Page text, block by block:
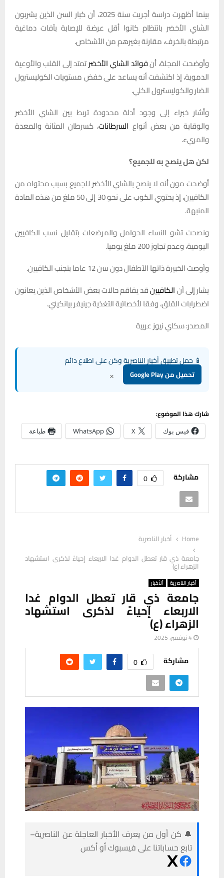
بينما أظهرت دراسة أجريت سنة 2025، أن كبار السن الذين يشربون
الشاي الأخضر بانتظام كانوا أقل عرضة للإصابة بآفات دماغية
مرتبطة بالخرف، مقارنة بغيرهم من الأشخاص.
وأوضحت المجلة، أنفوائد الشاي الأخضرتمتد إلى القلب والأوعية
الدموية، إذ اكتشفت أنه يساعد على خفض مستويات الكوليسترول
الضار والكوليسترول الكلي.
وأشار خبراء إلى وجود أدلة محدودة تربط بين الشاي الأخضر
والوقاية من بعض أنواع السرطانات، كسرطان المثانة والمعدة
والمريء.
لكن هل ينصح به للجميع؟
أوضحت مون أنه لا ينصح بالشاي الأخضر للجميع بسبب محتواه من
الكافيين، إذ يحتوي الكوب على نحو 30 إلى 50 ملغ من هذه المادة
المنبهة.
ونصحت تشو النساء الحوامل والمرضعات بتقليل نسب الكافيين
اليومية، وعدم تجاوز 200 ملغ يوميا.
وأوصت الخبيرة ذاتها الأطفال دون سن 12 عاما بتجنب الكافيين.
يشار إلى أنالكافيينقد يفاقم حالات بعض الأشخاص الذين يعانون
اضطرابات القلق، وفقا لأخصائية التغذية جينيفر بيانكيني.
المصدر: سكاي نيوز عربية
📱 حمل تطبيق أخبار الناصرية وكن على اطلاع دائم
تحميل من Google Play ×
شارك هذا الموضوع:
فيس بوك X
WhatsApp طباعة
مشاركة 0
Home
أخبار الناصرية
جامعة ذي قار تعطل الدوام غدا الاربعاء إحياءً لذكرى استشهاد
الزهراء (ع)
أخبار الناصرية ألأخبار
جامعة ذي قار تعطل الدوام غدا
الاربعاء إحياءً لذكرى استشهاد
الزهراء (ع)
4 نوفمبر، 2025
مشاركة 0
🔔 كن أول من يعرف الأخبار العاجلة عن الناصرية–
تابع حساباتنا على فيسبوك أو أكس